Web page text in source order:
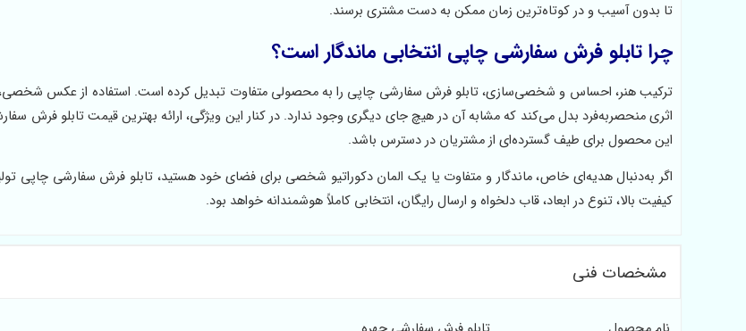
تا بدون آسیب و در کوتاه‌ترین زمان ممکن به دست مشتری برسند.
چرا تابلو فرش سفارشی چاپی انتخابی ماندگار است؟
ترکیب هنر، احساس و شخصی‌سازی، تابلو فرش سفارشی چاپی را به محصولی متفاوت تبدیل کرده است. استفاده از عکس شخصی،
اثری منحصربه‌فرد بدل می‌کند که مشابه آن در هیچ جای دیگری وجود ندارد. در کنار این ویژگی، ارائه بهترین قیمت تابلو فرش
این محصول برای طیف گسترده‌ای از مشتریان در دسترس باشد.
اگر به‌دنبال هدیه‌ای خاص، ماندگار و متفاوت یا یک المان دکوراتیو شخصی برای فضای خود هستید، تابلو فرش سفارشی چاپی
کیفیت بالا، تنوع در ابعاد، قاب دلخواه و ارسال رایگان، انتخابی کاملاً هوشمندانه خواهد بود.
مشخصات فنی